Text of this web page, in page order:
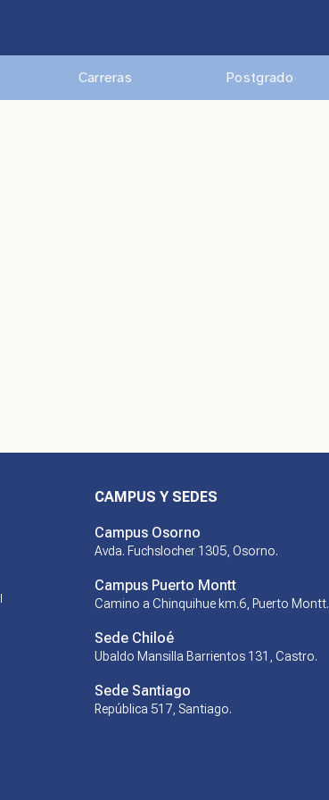
Carreras Postgrado
CAMPUS Y SEDES
Campus Osorno
Avda. Fuchslocher 1305, Osorno.
Campus Puerto Montt
Camino a Chinquihue km.6, Puerto Montt.
Sede Chiloé
Ubaldo Mansilla Barrientos 131, Castro.
Sede Santiago
República 517, Santiago.